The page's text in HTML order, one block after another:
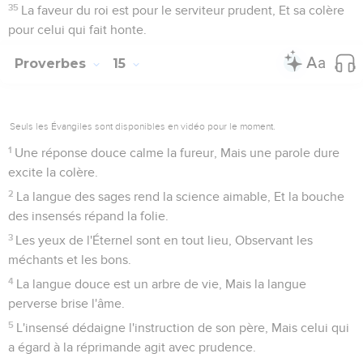
35 La faveur du roi est pour le serviteur prudent, Et sa colère
pour celui qui fait honte.
Proverbes 15
Seuls les Évangiles sont disponibles en vidéo pour le moment.
1 Une réponse douce calme la fureur, Mais une parole dure
excite la colère.
2 La langue des sages rend la science aimable, Et la bouche
des insensés répand la folie.
3 Les yeux de l'Éternel sont en tout lieu, Observant les
méchants et les bons.
4 La langue douce est un arbre de vie, Mais la langue
perverse brise l'âme.
5 L'insensé dédaigne l'instruction de son père, Mais celui qui
a égard à la réprimande agit avec prudence.